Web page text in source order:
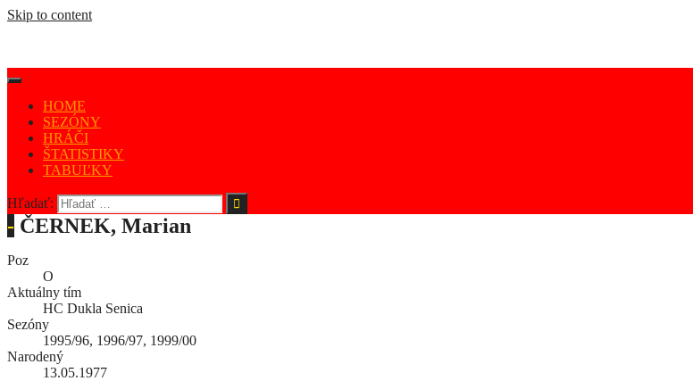
Skip to content
HOME
SEZÓNY
HRÁČI
ŠTATISTIKY
TABUĽKY
Hľadať:
- ČERNEK, Marian
Poz
O
Aktuálny tím
HC Dukla Senica
Sezóny
1995/96, 1996/97, 1999/00
Narodený
13.05.1977